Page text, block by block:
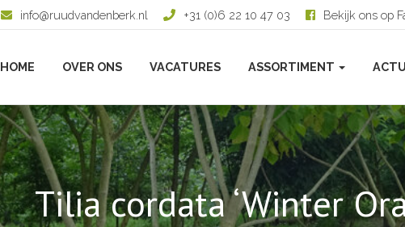
info@ruudvandenberk.nl +31 (0)6 22 10 47 03 Bekijk ons op
HOME OVER ONS VACATURES ASSORTIMENT
Tilia cordata ‘Winter